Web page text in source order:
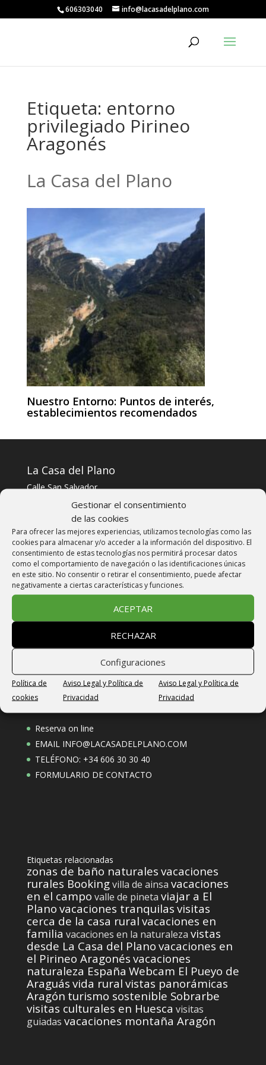
Gestionar el consentimiento
de las cookies
Para ofrecer las mejores experiencias, utilizamos tecnologías como las
cookies para almacenar y/o acceder a la información del dispositivo. El
consentimiento de estas tecnologías nos permitirá procesar datos
como el comportamiento de navegación o las identificaciones únicas
en este sitio. No consentir o retirar el consentimiento, puede afectar
negativamente a ciertas características y funciones.
ACEPTAR
RECHAZAR
Configuraciones
Política de
cookies
Aviso Legal y Política de
Privacidad
Aviso Legal y Política de
Privacidad
606303040 info@lacasadelplano.com
Etiqueta: entorno
privilegiado Pirineo
Aragonés
La Casa del Plano
Nuestro Entorno: Puntos de interés,
establecimientos recomendados
La Casa del Plano
Calle San Salvador
Telf: 606303040
Whatsapp y Telegram: 606303040
Email: info@lacasadelplano.com
Vivienda de Uso Turístico
CODIGO ÚNICO ALOJAMIENTO
Reservas
Reserva on line
EMAIL INFO@LACASADELPLANO.COM
TELÉFONO: +34 606 30 30 40
FORMULARIO DE CONTACTO
Etiquetas relacionadas
zonas de baño naturales vacaciones
rurales Bookingvilla de ainsa vacaciones
en el campo valle de pineta viajar a El
Plano vacaciones tranquilas visitas
cerca de la casa rural vacaciones en
familia vacaciones en la naturaleza vistas
desde La Casa del Plano vacaciones en
el Pirineo Aragonés vacaciones
naturaleza España Webcam El Pueyo de
Araguás vida rural vistas panorámicas
Aragón turismo sostenible Sobrarbe
visitas culturales en Huesca visitas
guiadas vacaciones montaña Aragón